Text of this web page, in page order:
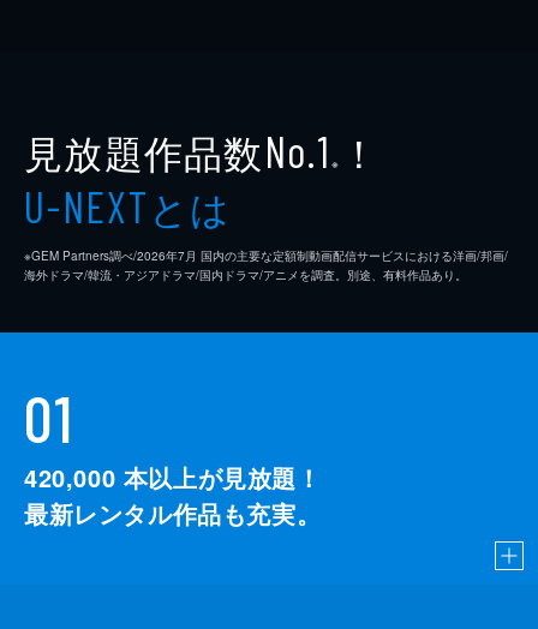
見放題作品数No.1 ※ ！
U-NEXTとは
※GEM Partners調べ/2026年7⽉ 国内の主要な定額制動画配信サービスにおける洋画/邦画/
海外ドラマ/韓流・アジアドラマ/国内ドラマ/アニメを調査。別途、有料作品あり。
01
420,000 本以上が見放題！
最新レンタル作品も充実。